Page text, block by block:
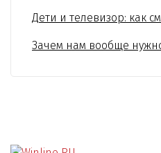
Дети и телевизор: как
Зачем нам вообще